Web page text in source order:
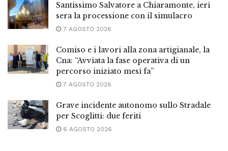
Santissimo Salvatore a Chiaramonte, ieri
sera la processione con il simulacro
7 AGOSTO 2026
Comiso e i lavori alla zona artigianale, la
Cna: “Avviata la fase operativa di un
percorso iniziato mesi fa”
7 AGOSTO 2026
Grave incidente autonomo sullo Stradale
per Scoglitti: due feriti
6 AGOSTO 2026